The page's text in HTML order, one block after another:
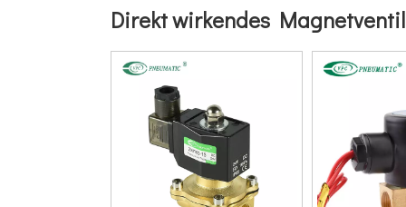
Direkt wirkendes Magnetventil